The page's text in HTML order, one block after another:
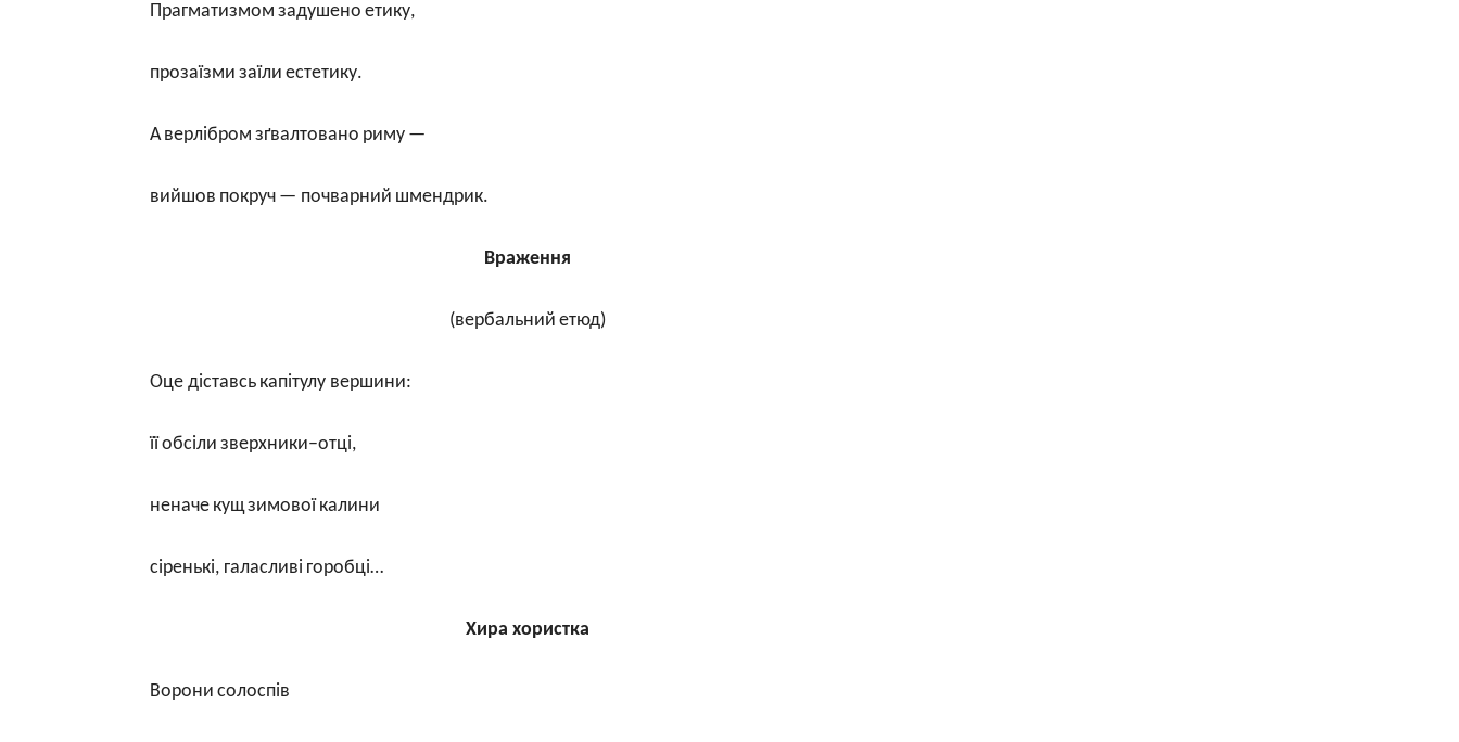
Прагматизмом задушено етику,
прозаїзми заїли естетику.
А верлібром зґвалтовано риму —
вийшов покруч — почварний шмендрик.
Враження
(вербальний етюд)
Оце діставсь капітулу вершини:
їїобсіли зверхники–отці,
неначе кущзимової калини
сіренькі, галасливі горобці…
Хира хористка
Ворони солоспів